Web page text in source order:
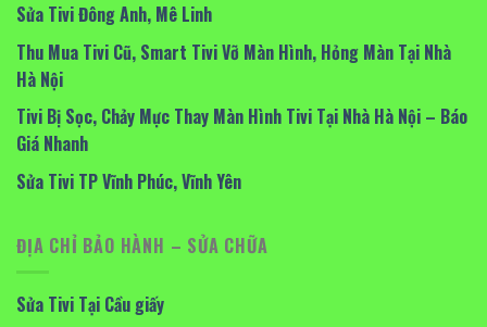
Sửa Tivi Đông Anh, Mê Linh
Thu Mua Tivi Cũ, Smart Tivi Vỡ Màn Hình, Hỏng Màn Tại Nhà
Hà Nội
Tivi Bị Sọc, Chảy Mực Thay Màn Hình Tivi Tại Nhà Hà Nội – Báo
Giá Nhanh
Sửa Tivi TP Vĩnh Phúc, Vĩnh Yên
ĐỊA CHỈ BẢO HÀNH – SỬA CHỮA
Sửa Tivi Tại Cầu giấy